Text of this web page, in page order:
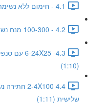
4.1 - חימום ללא נשימה 4 עד 16 פעמים 25 מ' (0:56)
4.2 - 100-300 מנח נשימה עם סנפירים (1:01)
(1:10)
שלישית (1:11)